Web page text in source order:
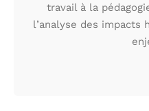
travail à la
l’analyse des impacts